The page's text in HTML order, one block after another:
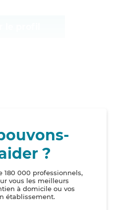
?
180 000 professionnels,
vous les meilleurs
à domicile ou vos
établissement.